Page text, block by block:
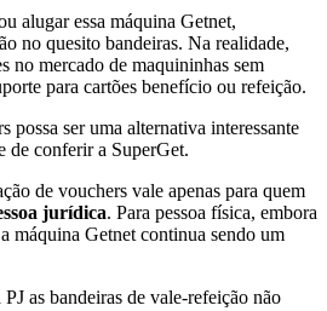
alugar essa máquina Getnet,
no quesito bandeiras. Na realidade,
no mercado de maquininhas sem
para cartões benefício ou refeição.
possa ser uma alternativa interessante
de conferir a SuperGet.
de vouchers vale apenas para quem
jurídica. Para pessoa física, embora
máquina Getnet continua sendo um
as bandeiras de vale-refeição não